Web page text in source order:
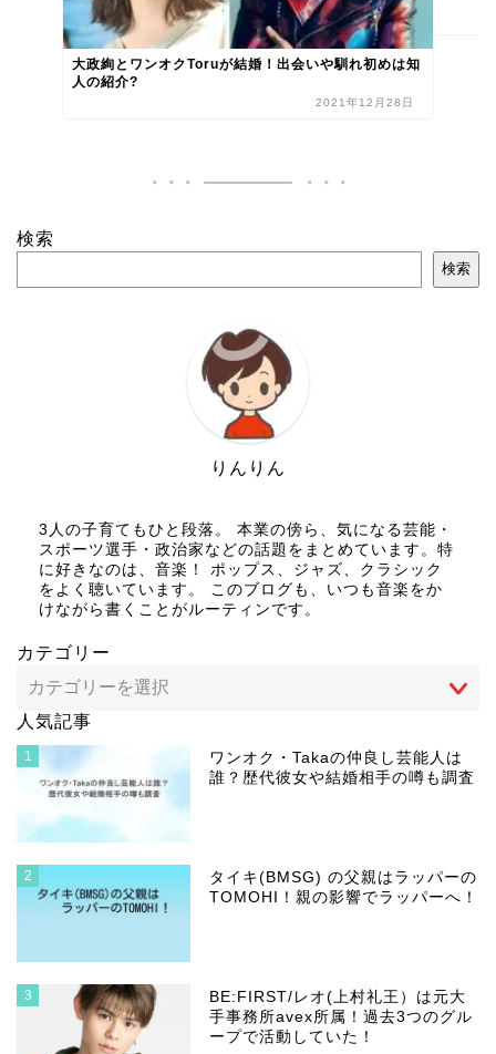
大政絢とワンオクToruが結婚！出会いや馴れ初めは知
人の紹介?
2021年12月28日
検索
検索
りんりん
3人の子育てもひと段落。 本業の傍ら、気になる芸能・
スポーツ選手・政治家などの話題をまとめています。特
に好きなのは、音楽！ ポップス、ジャズ、クラシック
をよく聴いています。 このブログも、いつも音楽をか
けながら書くことがルーティンです。
カテゴリー
人気記事
1
ワンオク・Takaの仲良し芸能人は
誰？歴代彼女や結婚相手の噂も調査
2
タイキ(BMSG) の父親はラッパーの
TOMOHI！親の影響でラッパーへ！
3
BE:FIRST/レオ(上村礼王）は元大
手事務所avex所属！過去3つのグル
ープで活動していた！